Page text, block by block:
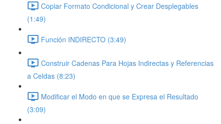
Copiar Formato Condicional y Crear Desplegables
(1:49)
Función INDIRECTO (3:49)
Construir Cadenas Para Hojas Indirectas y Referencias
a Celdas (8:23)
Modificar el Modo en que se Expresa el Resultado
(3:09)